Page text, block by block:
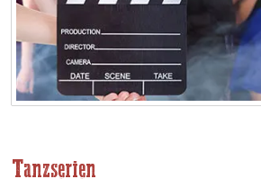
Tanzserien